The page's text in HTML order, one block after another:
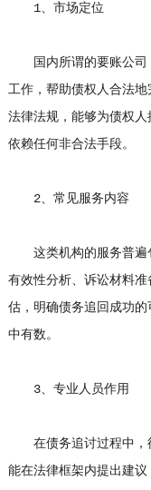
1、市场定位
国内所谓的要账公司
工作，帮助债权人合法
法律法规，能够为债权
依赖任何非合法手段。
2、常见服务内容
这类机构的服务普遍
有效性分析、诉讼材料
估，明确债务追回成功
中有数。
3、专业人员作用
在债务追讨过程中，
能在法律框架内提出建